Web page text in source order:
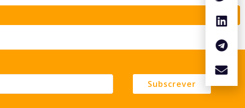
Subscrever